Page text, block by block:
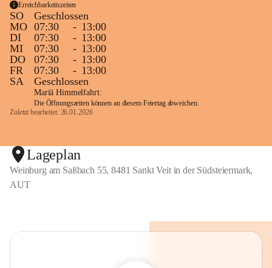
Erreichbarkeitszeiten
SO
Geschlossen
MO 07:30 - 13:00
DI
07:30 - 13:00
MI
07:30 - 13:00
DO
07:30 - 13:00
FR
07:30 - 13:00
SA
Geschlossen
Mariä Himmelfahrt:
Die Öffnungszeiten können an diesem Feiertag abweichen.
Zuletzt bearbeitet: 26.01.2026
Lageplan
Weinburg am Saßbach 55, 8481 Sankt Veit in der Südsteiermark,
AUT